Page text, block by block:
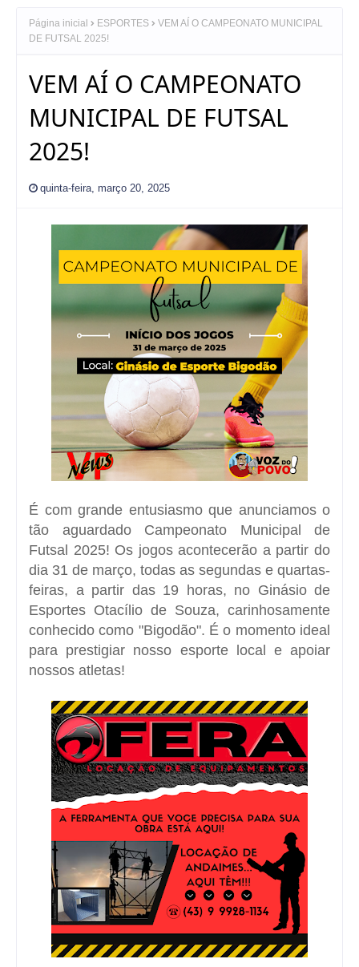
Página inicial ESPORTES
VEM AÍ O CAMPEONATO MUNICIPAL
DE FUTSAL 2025!
VEM AÍ O CAMPEONATO
MUNICIPAL DE FUTSAL
2025!
quinta-feira, março 20, 2025
É com grande entusiasmo que anunciamos o
tão aguardado Campeonato Municipal de
Futsal 2025! Os jogos acontecerão a partir do
dia 31 de março, todas as segundas e quartas-
feiras, a partir das 19 horas, no Ginásio de
Esportes Otacílio de Souza, carinhosamente
conhecido como "Bigodão". É o momento ideal
para prestigiar nosso esporte local e apoiar
nossos atletas!